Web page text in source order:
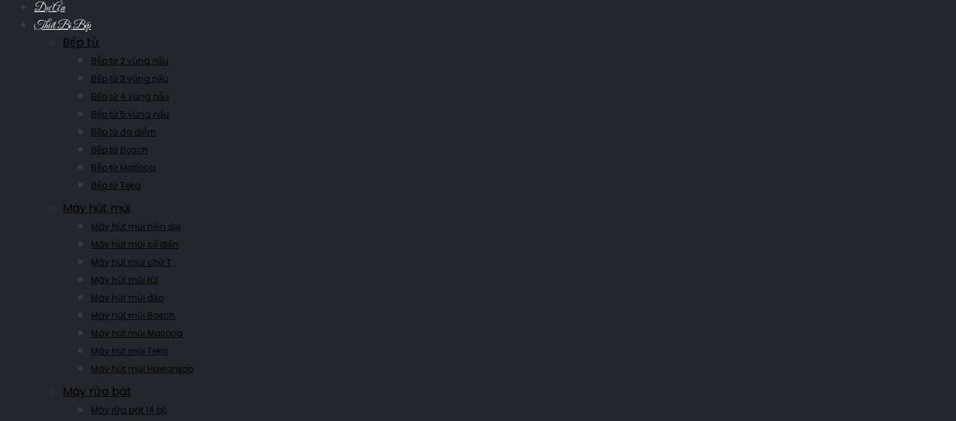
Dự Án
Thiết Bị Bếp
Bếp từ
Bếp từ 2 vùng nấu
Bếp từ 3 vùng nấu
Bếp từ 4 vùng nấu
Bếp từ 5 vùng nấu
Bếp từ đa điểm
Bếp từ Bosch
Bếp từ Malloca
Bếp từ Teka
Máy hút mùi
Máy hút mùi hiện đại
Máy hút mùi cổ điển
Máy hút mùi chữ T
Máy hút mùi rút
Máy hút mùi đảo
Máy hút mùi Bosch
Máy hút mùi Malloca
Máy hút mùi Teka
Máy hút mùi Hawonkoo
Máy rửa bát
Máy rửa bát 14 bộ